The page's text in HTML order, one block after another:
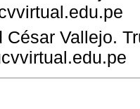
César Vallejo.